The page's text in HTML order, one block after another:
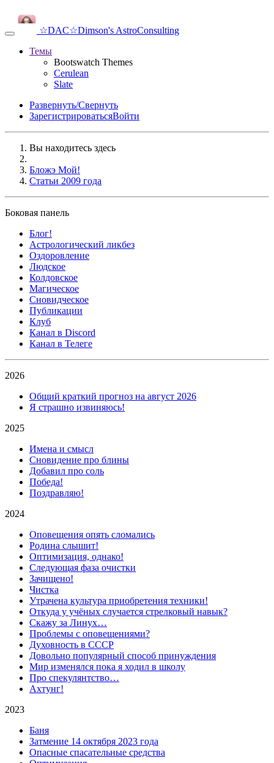
☆DAC☆Dimson's AstroConsulting
Темы
Bootswatch Themes
Cerulean
Slate
Развернуть/Свернуть
ЗарегистрироватьсяВойти
Вы находитесь здесь
Бложэ Мой!
Статьи 2009 года
Боковая панель
Блог!
Аcтрологический ликбез
Оздоровление
Людское
Колдовское
Магическое
Сновидческое
Публикации
Клуб
Канал в Discord
Канал в Телеге
2026
Общий краткий прогноз на август 2026
Я страшно извиняюсь!
2025
Имена и смысл
Сновидение про блины
Добавил про соль
Победа!
Поздравляю!
2024
Оповещения опять сломались
Родина слышит!
Оптимизация, однако!
Следующая фаза очистки
Зачищено!
Чистка
Утрачена культура приобретения техники!
Откуда у учёных случается стрелковый навык?
Скажу за Линух…
Проблемы с оповещениями?
Духовность в СССР
Довольно популярный способ принуждения
Мир изменялся пока я ходил в школу
Про спекулянтство…
Ахтунг!
2023
Баня
Затмение 14 октября 2023 года
Опасные спасательные средства